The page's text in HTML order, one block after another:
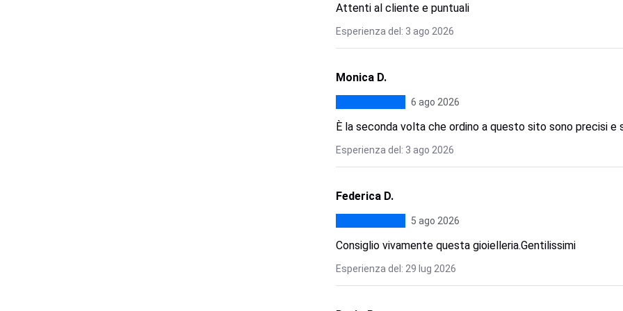
Attenti al cliente e puntuali
Esperienza del: 3 ago 2026
Monica D.
6 ago 2026
È la seconda volta che ordino a questo sito sono precisi e
Esperienza del: 3 ago 2026
Federica D.
5 ago 2026
Consiglio vivamente questa gioielleria.Gentilissimi
Esperienza del: 29 lug 2026